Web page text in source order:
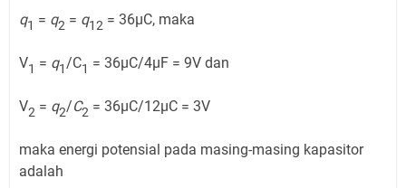
q1 = q2 = q12 = 36µC, maka
V1 = q1/C1 = 36µC/4µF = 9V dan
V2 = q2/C2 = 36µC/12µC = 3V
maka energi potensial pada masing-masing kapasitor
adalah